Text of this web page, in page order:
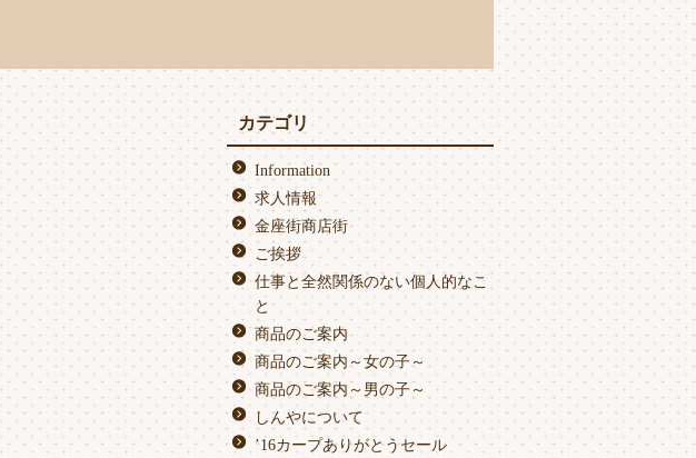
カテゴリ
Information
求人情報
金座街商店街
ご挨拶
仕事と全然関係のない個人的なこ
と
商品のご案内
商品のご案内～女の子～
商品のご案内～男の子～
しんやについて
’16カープありがとうセール